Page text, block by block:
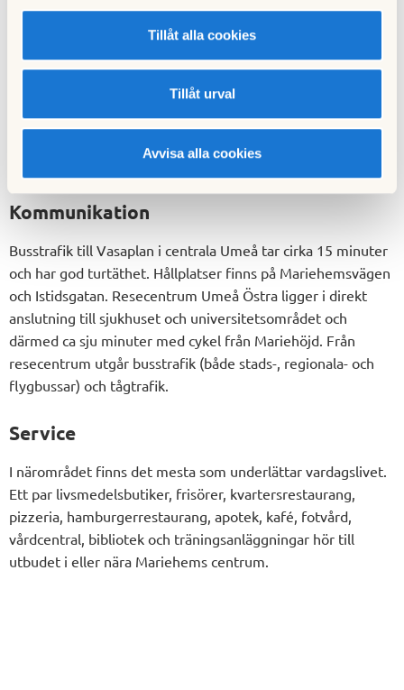
Tillåt alla cookies
Tillåt urval
Avvisa alla cookies
Omgivning
universitetet, Nydalasjön och Mariehem. Området ligger
cirka fyra kilometer nordost om Umeås stadskärna och på
promenadavstånd till både Norrlands universitetssjukhus,
nära till Nydalasjöns friluftsområde.
Kommunikation
Busstrafik till Vasaplan i centrala Umeå tar cirka 15 minuter
och har god turtäthet. Hållplatser finns på Mariehemsvägen
och Istidsgatan. Resecentrum Umeå Östra ligger i direkt
anslutning till sjukhuset och universitetsområdet och
därmed ca sju minuter med cykel från Mariehöjd. Från
resecentrum utgår busstrafik (både stads-, regionala- och
flygbussar) och tågtrafik.
Service
I närområdet finns det mesta som underlättar vardagslivet.
Ett par livsmedelsbutiker, frisörer, kvartersrestaurang,
pizzeria, hamburgerrestaurang, apotek, kafé, fotvård,
vårdcentral, bibliotek och träningsanläggningar hör till
utbudet i eller nära Mariehems centrum.